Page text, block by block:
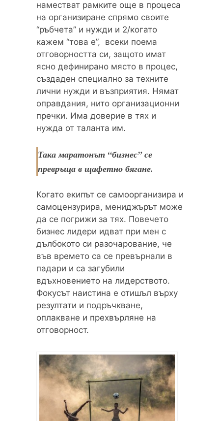
наместват рамките още в процеса
на организиране спрямо своите
“ръбчета” и нужди и 2/когато
кажем “това е”, всеки поема
отговорността си, защото имат
ясно дефинирано място в процес,
създаден специално за техните
лични нужди и възприятия. Нямат
оправдания, нито организационни
пречки. Има доверие в тях и
нужда от таланта им.
Така маратонът “бизнес” се
превръща в щафетно бягане.
Когато екипът се самоорганизира и
самоцензурира, мениджърът може
да се погрижи за тях. Повечето
бизнес лидери идват при мен с
дълбокото си разочарование, че
във времето са се превърнали в
падари и са загубили
вдъхновението на лидерството.
Фокусът наистина е отишъл върху
резултати и подръчкване,
оплакване и прехвърляне на
отговорност.